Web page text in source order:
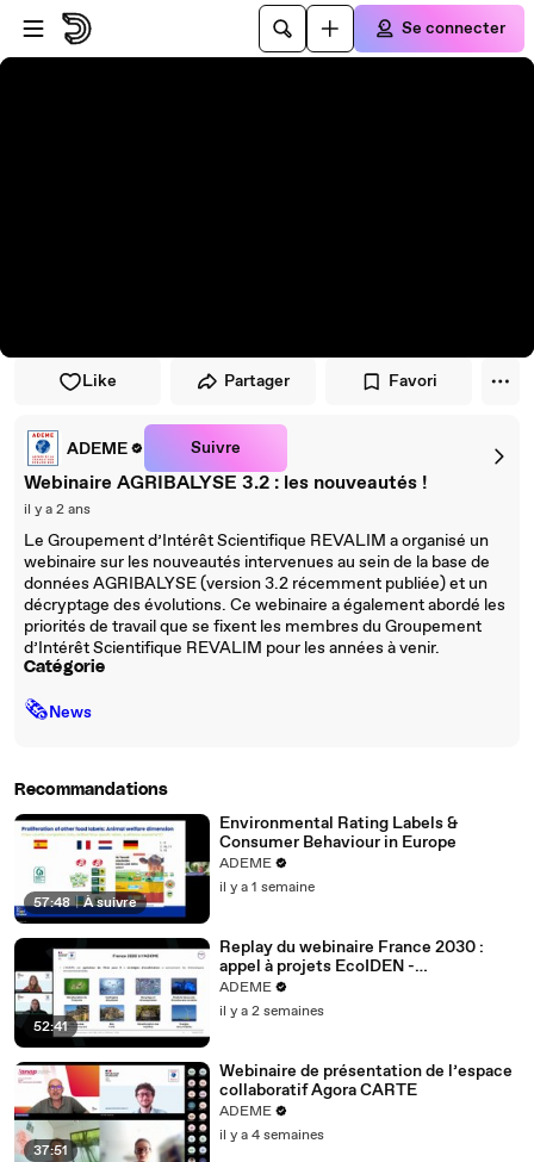
Passer au player
Passer au contenu principal
Se connecter
Like Partager Favori
ADEME Suivre
Webinaire AGRIBALYSE 3.2 : les nouveautés !
il y a 2 ans
Le Groupement d’Intérêt Scientifique REVALIM a organisé un
webinaire sur les nouveautés intervenues au sein de la base de
données AGRIBALYSE (version 3.2 récemment publiée) et un
décryptage des évolutions. Ce webinaire a également abordé les
priorités de travail que se fixent les membres du Groupement
d’Intérêt Scientifique REVALIM pour les années à venir.
Catégorie
🗞News
Recommandations
57:48 | À suivre
Environmental Rating Labels &
Consumer Behaviour in Europe
ADEME
il y a 1 semaine
52:41
Replay du webinaire France 2030 :
appel à projets EcoIDEN -
Infrastructures de données et
équipements numériques résilients et
durables.
ADEME
il y a 2 semaines
37:51
Webinaire de présentation de l’espace
collaboratif Agora CARTE
ADEME
il y a 4 semaines